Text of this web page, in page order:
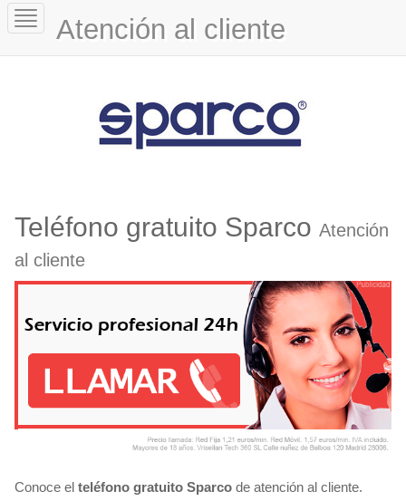
Toggle
navigationAtención al cliente
Teléfono gratuito Sparco Atención
al cliente
Conoce el teléfono gratuito Sparco de atención al cliente.